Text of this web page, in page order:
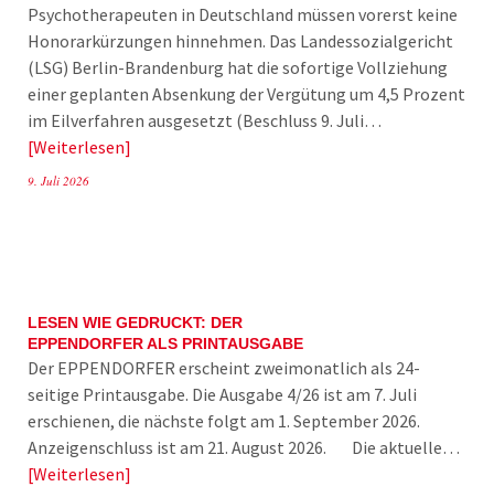
Psychotherapeuten in Deutschland müssen vorerst keine
Honorarkürzungen hinnehmen. Das Landessozialgericht
(LSG) Berlin-Brandenburg hat die sofortige Vollziehung
einer geplanten Absenkung der Vergütung um 4,5 Prozent
im Eilverfahren ausgesetzt (Beschluss 9. Juli…
Weiterlesen
9. Juli 2026
LESEN WIE GEDRUCKT: DER
EPPENDORFER ALS PRINTAUSGABE
Der EPPENDORFER erscheint zweimonatlich als 24-
seitige Printausgabe. Die Ausgabe 4/26 ist am 7. Juli
erschienen, die nächste folgt am 1. September 2026.
Anzeigenschluss ist am 21. August 2026. Die aktuelle…
Weiterlesen